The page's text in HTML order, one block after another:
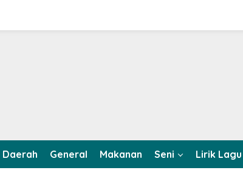
Daerah General Makanan Seni Lirik Lagu